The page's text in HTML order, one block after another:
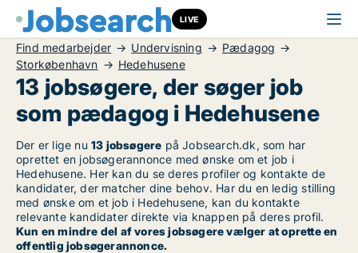
LIVE
Find medarbejder Undervisning
Pædagog
Storkøbenhavn
Hedehusene
13 jobsøgere, der søger job
som pædagog i Hedehusene
Der er lige nu 13 jobsøgere på Jobsearch.dk, som har
oprettet en jobsøgerannonce med ønske om et job i
Hedehusene. Her kan du se deres profiler og kontakte de
kandidater, der matcher dine behov. Har du en ledig stilling
med ønske om et job i Hedehusene, kan du kontakte
relevante kandidater direkte via knappen på deres profil.
Kun en mindre del af vores jobsøgere vælger at oprette en
offentlig jobsøgerannonce.